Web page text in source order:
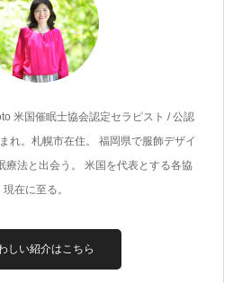
米国催眠士協会認定セラピスト / 公認
れ。札幌市在住。 福岡県で服飾デザイ
療法と出会う。 米国を代表とする各協
在に至る。
しい紹介はこちら